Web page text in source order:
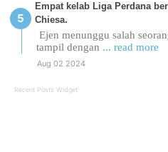
Empat kelab Liga Perdana
Chiesa.
Ejen menunggu salah
tampil dengan ... read more
Aug 02 2024
Recent Posts Widget